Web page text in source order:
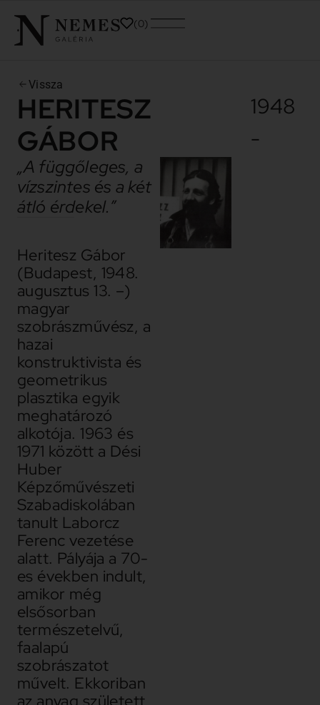
0
Vissza
HERITESZ
GÁBOR
1948
-
„A függőleges, a
vízszintes és a két
átló érdekel.”
Heritesz Gábor
(Budapest, 1948.
augusztus 13. –)
magyar
szobrászművész, a
hazai
konstruktivista és
geometrikus
plasztika egyik
meghatározó
alkotója. 1963 és
1971 között a Dési
Huber
Képzőművészeti
Szabadiskolában
tanult Laborcz
Ferenc vezetése
alatt. Pályája a 70-
es években indult,
amikor még
elsősorban
természetelvű,
faalapú
szobrászatot
művelt. Ekkoriban